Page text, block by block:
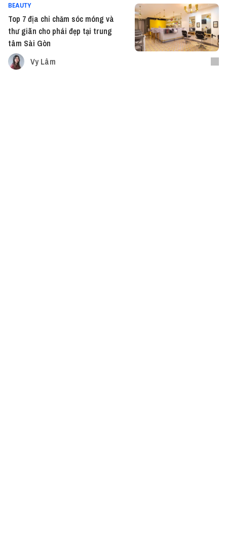
BEAUTY
Top 7 địa chỉ chăm sóc móng và
thư giãn cho phái đẹp tại trung
tâm Sài Gòn
Vy Lâm